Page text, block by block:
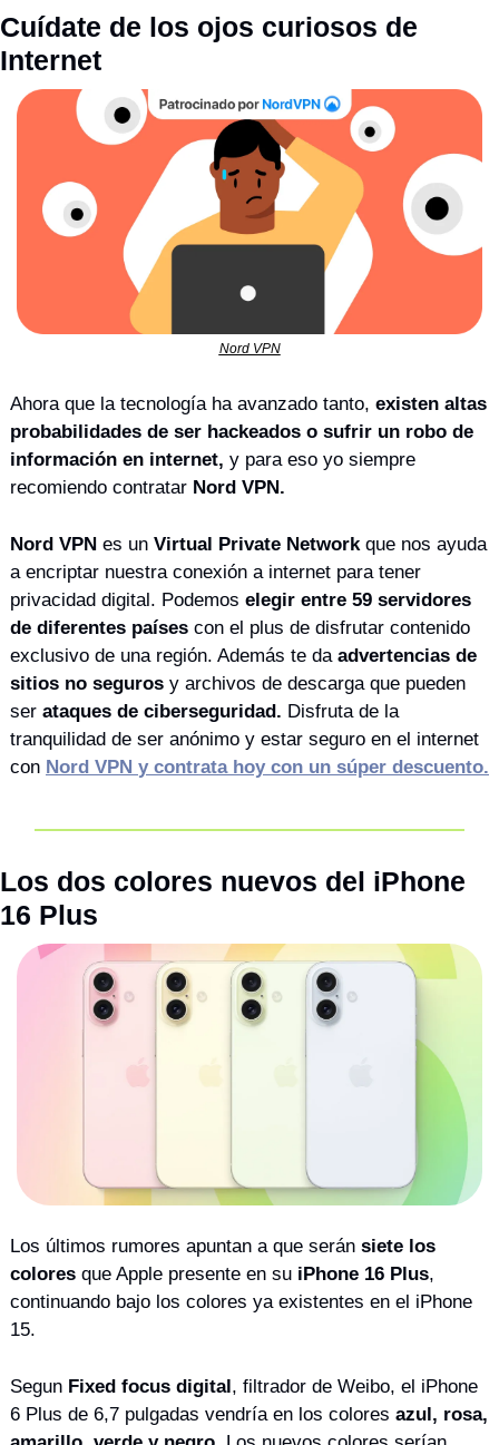
Cuídate de los ojos curiosos de
Internet
Nord VPN
Ahora que la tecnología ha avanzado tanto, existen altas
probabilidades de ser hackeados o sufrir un robo de
información en internet, y para eso yo siempre
recomiendo contratar Nord VPN.
Nord VPN es un Virtual Private Network que nos ayuda
a encriptar nuestra conexión a internet para tener
privacidad digital. Podemos elegir entre 59 servidores
de diferentes países con el plus de disfrutar contenido
exclusivo de una región. Además te da advertencias de
sitios no seguros y archivos de descarga que pueden
ser ataques de ciberseguridad. Disfruta de la
tranquilidad de ser anónimo y estar seguro en el internet
con Nord VPN y contrata hoy con un súper descuento.
Los dos colores nuevos del iPhone
16 Plus
Los últimos rumores apuntan a que serán siete los
colores que Apple presente en su iPhone 16 Plus,
continuando bajo los colores ya existentes en el iPhone
15.
Segun Fixed focus digital, filtrador de Weibo, el iPhone
6 Plus de 6,7 pulgadas vendría en los colores azul, rosa,